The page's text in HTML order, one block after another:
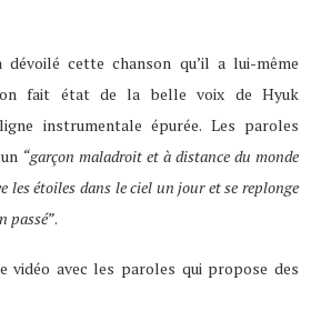
dévoilé cette chanson qu’il a lui-même
fait état de la belle voix de Hyuk
instrumentale épurée. Les paroles
“garçon maladroit et à distance du monde
les étoiles dans le ciel un jour et se replonge
passé”.
vidéo avec les paroles qui propose des